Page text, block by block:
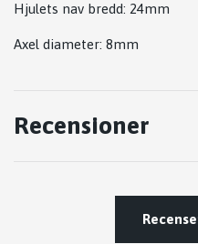
Hjulets nav bredd: 24mm
Axel diameter: 8mm
Recensioner